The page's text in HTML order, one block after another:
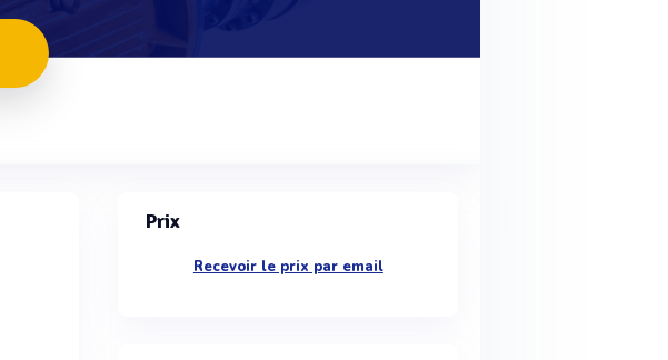
Prix
Recevoir le prix par email